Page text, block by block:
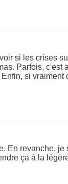
si les crises
Parfois,
si
En revanche,
ça à la